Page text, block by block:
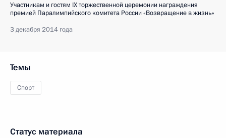
Участникам и гостям IX торжественной церемонии награждения
премией Паралимпийского комитета России «Возвращение в жизнь»
3 декабря 2014 года
Темы
Спорт
Статус материала